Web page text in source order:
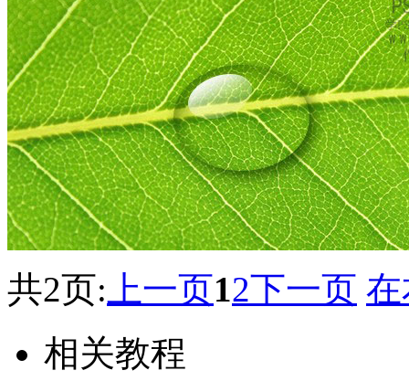
共2页: 上一页12下一页
相关教程